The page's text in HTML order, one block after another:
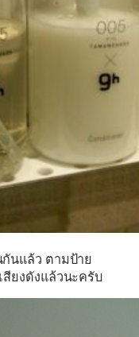
กันแล้ว ตามป้าย
สียงดังแล้วนะครับ